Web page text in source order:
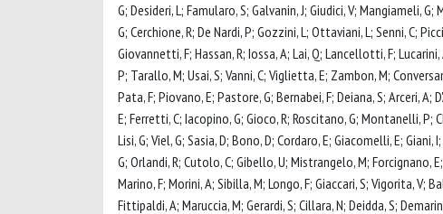
G; Desideri, L; Famularo, S; Galvanin, J; Giudici, V; Mangiameli,
G; Cerchione, R; De Nardi, P; Gozzini, L; Ottaviani, L; Senni, C;
Giovannetti, F; Hassan, R; Iossa, A; Lai, Q; Lancellotti, F;
P; Tarallo, M; Usai, S; Vanni, C; Viglietta, E; Zambon, M;
Pata, F; Piovano, E; Pastore, G; Bernabei, F; Deiana, S; Arceri,
E; Ferretti, C; Iacopino, G; Gioco, R; Roscitano, G; Montanelli, P;
Lisi, G; Viel, G; Sasia, D; Bono, D; Cordaro, E; Giacomelli, E;
G; Orlandi, R; Cutolo, C; Gibello, U; Mistrangelo, M; Forcignano,
Marino, F; Morini, A; Sibilla, M; Longo, F; Giaccari, S; Vigorita, V;
Fittipaldi, A; Maruccia, M; Gerardi, S; Cillara, N; Deidda, S;